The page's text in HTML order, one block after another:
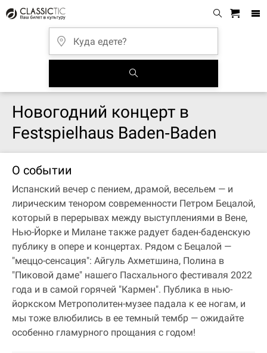
Новогодний концерт в
Festspielhaus Baden‐Baden
О событии
Испанский вечер с пением, драмой, весельем — и
лирическим тенором современности Петром Бецалой,
который в перерывах между выступлениями в Вене,
Нью-Йорке и Милане также радует баден-баденскую
публику в опере и концертах. Рядом с Бецалой —
"меццо-сенсация": Айгуль Ахметшина, Полина в
"Пиковой даме" нашего Пасхального фестиваля 2022
года и в самой горячей "Кармен". Публика в нью-
йоркском Метрополитен-музее падала к ее ногам, и
мы тоже влюбились в ее темный тембр — ожидайте
особенно гламурного прощания с годом!